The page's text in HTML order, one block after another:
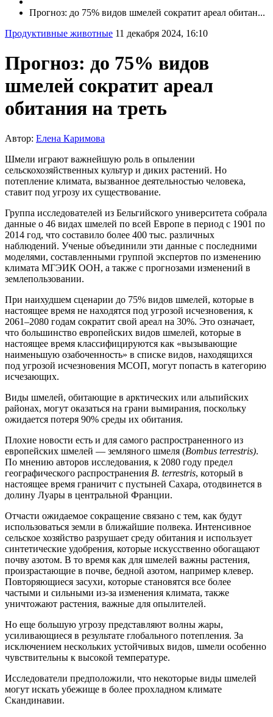
Прогноз: до 75% видов шмелей сократит ареал обитан...
Продуктивные животные 11 декабря 2024, 16:10
Прогноз: до 75% видов
шмелей сократит ареал
обитания на треть
Автор: Елена Каримова
Шмели играют важнейшую роль в опылении
сельскохозяйственных культур и диких растений. Но
потепление климата, вызванное деятельностью человека,
ставит под угрозу их существование.
Группа исследователей из Бельгийского университета собрала
данные о 46 видах шмелей по всей Европе в период с 1901 по
2014 год, что составило более 400 тыс. различных
наблюдений. Ученые объединили эти данные с последними
моделями, составленными группой экспертов по изменению
климата МГЭИК ООН, а также с прогнозами изменений в
землепользовании.
При наихудшем сценарии до 75% видов шмелей, которые в
настоящее время не находятся под угрозой исчезновения, к
2061–2080 годам сократит свой ареал на 30%. Это означает,
что большинство европейских видов шмелей, которые в
настоящее время классифицируются как «вызывающие
наименьшую озабоченность» в списке видов, находящихся
под угрозой исчезновения МСОП, могут попасть в категорию
исчезающих.
Виды шмелей, обитающие в арктических или альпийских
районах, могут оказаться на грани вымирания, поскольку
ожидается потеря 90% среды их обитания.
Плохие новости есть и для самого распространенного из
европейских шмелей — земляного шмеля (Bombus terrestris).
По мнению авторов исследования, к 2080 году предел
географического распространения B. terrestris, который в
настоящее время граничит с пустыней Сахара, отодвинется в
долину Луары в центральной Франции.
Отчасти ожидаемое сокращение связано с тем, как будут
использоваться земли в ближайшие полвека. Интенсивное
сельское хозяйство разрушает среду обитания и использует
синтетические удобрения, которые искусственно обогащают
почву азотом. В то время как для шмелей важны растения,
произрастающие в почве, бедной азотом, например клевер.
Повторяющиеся засухи, которые становятся все более
частыми и сильными из-за изменения климата, также
уничтожают растения, важные для опылителей.
Но еще большую угрозу представляют волны жары,
усиливающиеся в результате глобального потепления. За
исключением нескольких устойчивых видов, шмели особенно
чувствительны к высокой температуре.
Исследователи предположили, что некоторые виды шмелей
могут искать убежище в более прохладном климате
Скандинавии.